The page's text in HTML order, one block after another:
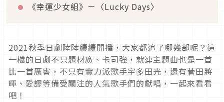
《幸運少女組》－〈Lucky Days〉
2021秋季日劇陸陸續續開播，大家都追了哪幾部呢？這
一檔的日劇不只題材廣、卡司強，就連主題曲也是一首
比一首厲害，不只有實力派歌手宇多田光，還有菅田將
暉、愛謬等備受關注的人氣歌手們的獻唱，一起來看看
吧！